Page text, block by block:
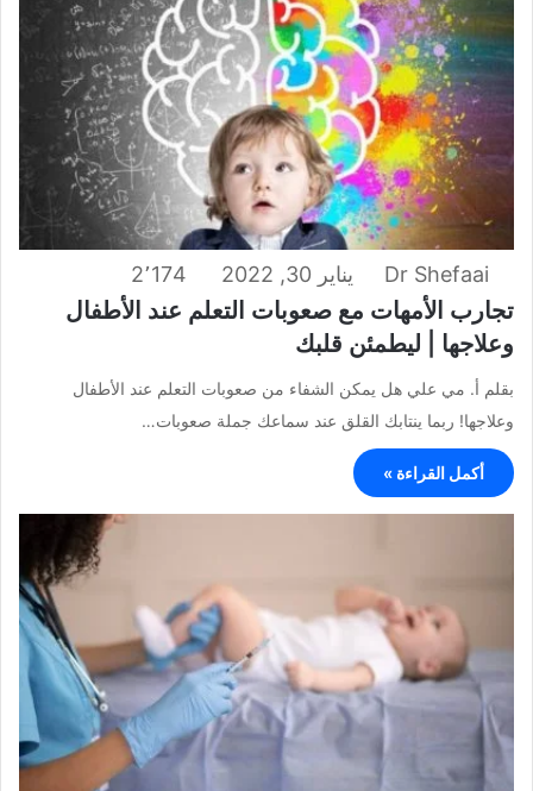
Dr Shefaai يناير 30, 2022 2٬174
تجارب الأمهات مع صعوبات التعلم عند الأطفال
وعلاجها | ليطمئن قلبك
بقلم أ. مي علي هل يمكن الشفاء من صعوبات التعلم عند الأطفال
وعلاجها! ربما ينتابك القلق عند سماعك جملة صعوبات…
أكمل القراءة »